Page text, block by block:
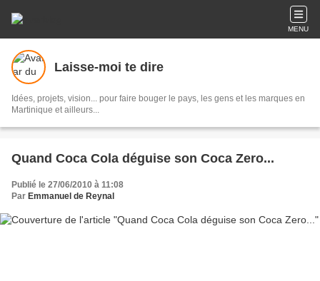
MENU
Laisse-moi te dire
Idées, projets, vision... pour faire bouger le pays, les gens et les marques en
Martinique et ailleurs...
Quand Coca Cola déguise son Coca Zero...
Publié le 27/06/2010 à 11:08
Par Emmanuel de Reynal